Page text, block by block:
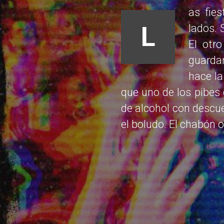
L
as
lados.
El
hace
que uno de los
de alcohol con
el boludo. El chabón